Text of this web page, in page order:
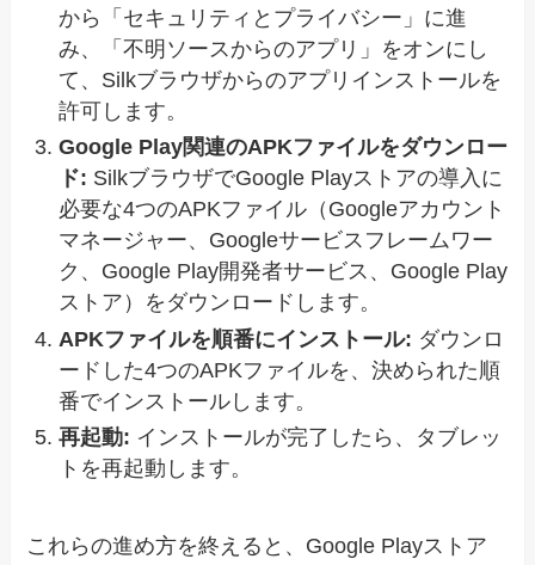
から「セキュリティとプライバシー」に進
み、「不明ソースからのアプリ」をオンにし
て、Silkブラウザからのアプリインストールを
許可します。
Google Play関連のAPKファイルをダウンロー
ド: SilkブラウザでGoogle Playストアの導入に
必要な4つのAPKファイル（Googleアカウント
マネージャー、Googleサービスフレームワー
ク、Google Play開発者サービス、Google Play
ストア）をダウンロードします。
APKファイルを順番にインストール: ダウンロ
ードした4つのAPKファイルを、決められた順
番でインストールします。
再起動: インストールが完了したら、タブレッ
トを再起動します。
これらの進め方を終えると、Google Playストア